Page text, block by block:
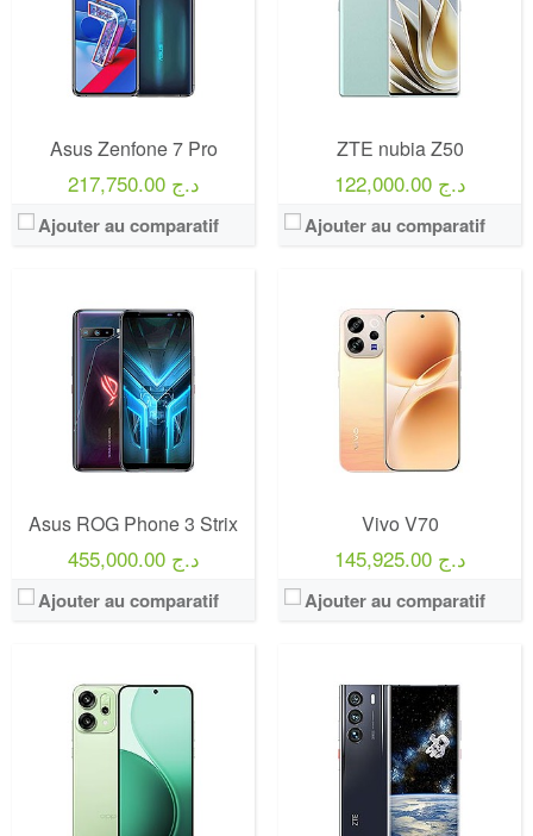
Asus Zenfone 7 Pro
217,750.00 د.ج
Ajouter au comparatif
ZTE nubia Z50
122,000.00 د.ج
Ajouter au comparatif
Asus ROG Phone 3 Strix
455,000.00 د.ج
Ajouter au comparatif
Vivo V70
145,925.00 د.ج
Ajouter au comparatif